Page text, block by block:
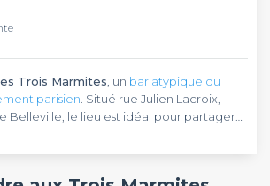
Trois Marmites , un bar atypique du
parisien . Situé rue Julien Lacroix,
Belleville, le lieu est idéal pour partager
ou un verre entre amis. Pour rejoindre
emprunter la ligne 2 du métro et
vous accueille dans un joli cadre